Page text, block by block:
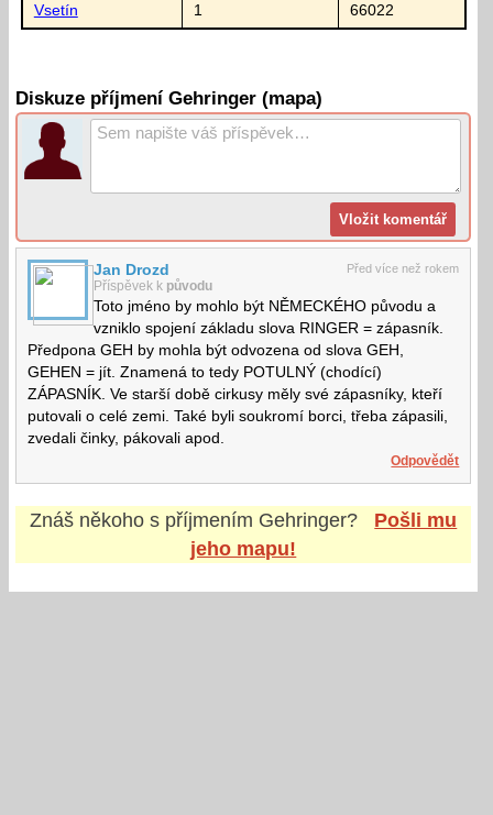
Vsetín 1 66022
Diskuze příjmení Gehringer (mapa)
Před více než rokem
Jan Drozd
Příspěvek k původu
Toto jméno by mohlo být NĚMECKÉHO původu a
vzniklo spojení základu slova RINGER = zápasník.
Předpona GEH by mohla být odvozena od slova GEH,
GEHEN = jít. Znamená to tedy POTULNÝ (chodící)
ZÁPASNÍK. Ve starší době cirkusy měly své zápasníky, kteří
putovali o celé zemi. Také byli soukromí borci, třeba zápasili,
zvedali činky, pákovali apod.
Odpovědět
Znáš někoho s příjmením Gehringer?
Pošli mu
jeho mapu!